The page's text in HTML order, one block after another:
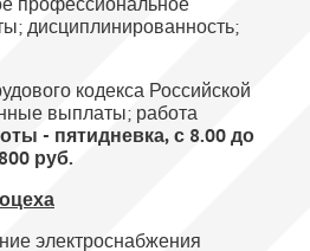
дисциплинированность;
кодекса Российской
выплаты; работа
- пятидневка, с 8.00 до
руб.
электроснабжения